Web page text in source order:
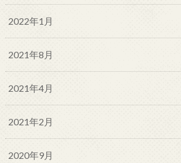
2022年1月
2021年8月
2021年4月
2021年2月
2020年9月